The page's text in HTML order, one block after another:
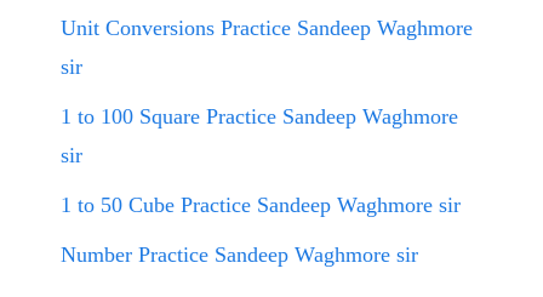
Unit Conversions Practice Sandeep Waghmore
sir
1 to 100 Square Practice Sandeep Waghmore
sir
1 to 50 Cube Practice Sandeep Waghmore sir
Number Practice Sandeep Waghmore sir